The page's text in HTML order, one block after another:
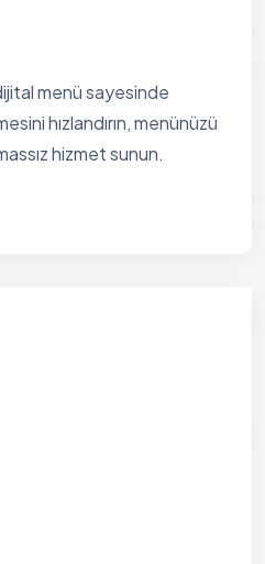
menü sayesinde
hızlandırın, menünüzü
hizmet sunun.